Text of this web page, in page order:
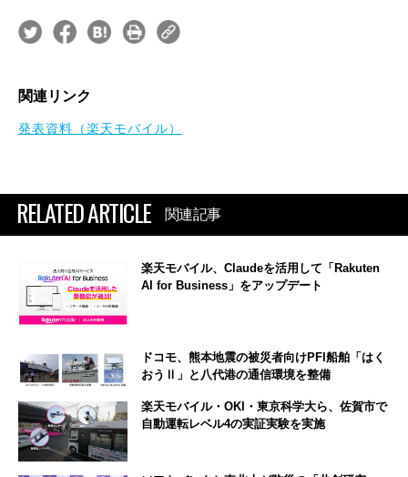
関連リンク
発表資料（楽天モバイル）
RELATED ARTICLE 関連記事
楽天モバイル、Claudeを活用して「Rakuten
AI for Business」をアップデート
ドコモ、熊本地震の被災者向けPFI船舶「はく
おうⅡ」と八代港の通信環境を整備
楽天モバイル・OKI・東京科学大ら、佐賀市で
自動運転レベル4の実証実験を実施